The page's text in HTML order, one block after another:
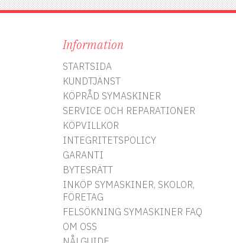
Information
STARTSIDA
KUNDTJÄNST
KÖPRÅD SYMASKINER
SERVICE OCH REPARATIONER
KÖPVILLKOR
INTEGRITETSPOLICY
GARANTI
BYTESRÄTT
INKÖP SYMASKINER, SKOLOR,
FÖRETAG
FELSÖKNING SYMASKINER FAQ
OM OSS